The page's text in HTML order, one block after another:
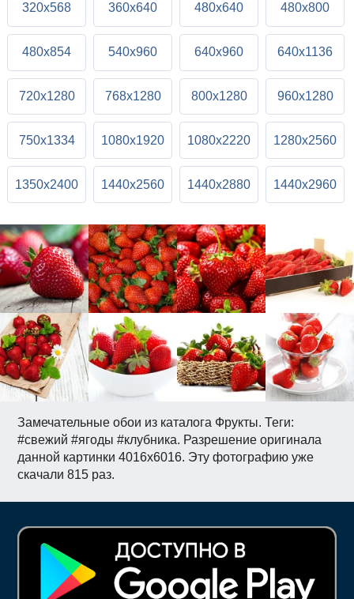
Замечательные обои из каталога Фрукты. Теги:
#свежий #ягоды #клубника. Разрешение оригинала
данной картинки 4016x6016. Эту фотографию уже
скачали 815 раз.
320x568 360x640 480x640 480x800
480x854 540x960 640x960 640x1136
720x1280 768x1280 800x1280 960x1280
750x1334 1080x1920 1080x2220 1280x2560
1350x2400 1440x2560 1440x2880 1440x2960